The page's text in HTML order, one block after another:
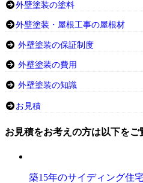
外壁塗装の塗料
外壁塗装・屋根工事の屋根材
外壁塗装の保証制度
外壁塗装の費用
外壁塗装の知識
お見積
お見積をお考えの方は以下をご
築15年のサイディング住